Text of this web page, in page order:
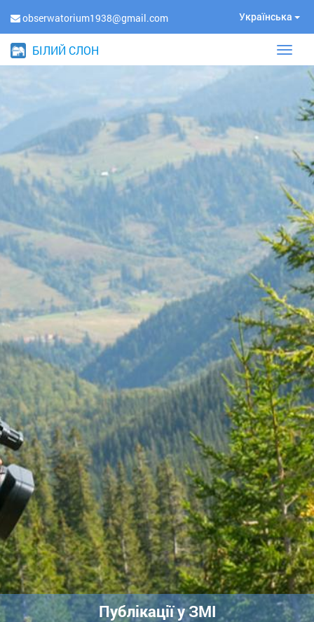
obserwatorium1938@gmail.com Українська
БІЛИЙ СЛОН
Публікації у ЗМІ